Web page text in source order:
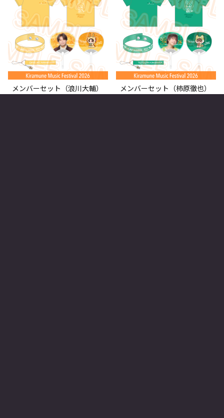
メンバーセット（浪川大輔）
メンバーセット（柿原徹也）